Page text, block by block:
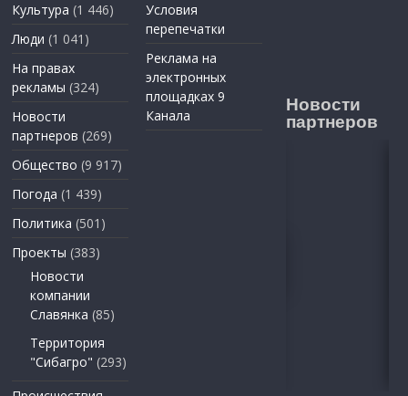
Культура (1 446)
Люди (1 041)
На правах
рекламы (324)
Новости
партнеров (269)
Общество (9 917)
Погода (1 439)
Политика (501)
Проекты (383)
Новости
компании
Славянка (85)
Территория
"Сибагро" (293)
Условия
перепечатки
Реклама на
электронных
площадках 9
Канала
Новости
партнеров